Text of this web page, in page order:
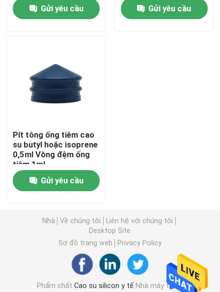
Nhà
Về chúng tôi
Tham quan nhà máy
Kiểm soát chất lượng
Liên hệ chúng tôi
Yêu cầu báo giá
Cao su silicon y tế
Pít tông ống tiêm cao su
Gửi yêu cầu
Gửi yêu cầu
Pít tông ống tiêm cao
su butyl hoặc isoprene
0,5ml Vòng đệm ống
tiêm 1ml
Gửi yêu cầu
Nhà Về chúng tôi
Liên hệ với chúng tôi
Desktop Site
Sơ đồ trang web
Privacy Policy
Phẩm chất Cao su silicon y tếNhà máy trung